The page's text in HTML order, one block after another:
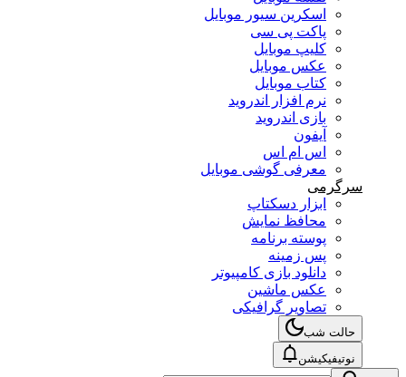
اسکرین سیور موبایل
پاکت پی سی
کلیپ موبایل
عکس موبایل
کتاب موبایل
نرم افزار اندروید
بازی اندروید
آیفون
اس ام اس
معرفی گوشی موبایل
سرگرمی
ابزار دسکتاپ
محافظ نمایش
پوسته برنامه
پس زمینه
دانلود بازی کامپیوتر
عکس ماشین
تصاویر گرافیکی
حالت شب
نوتیفیکیشن